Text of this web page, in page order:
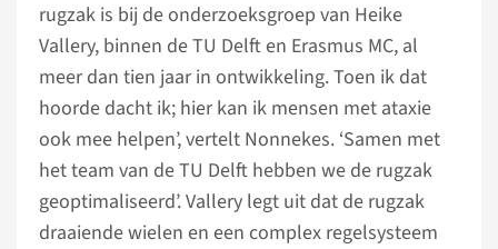
rugzak is bij de onderzoeksgroep van Heike
Vallery, binnen de TU Delft en Erasmus MC, al
meer dan tien jaar in ontwikkeling. Toen ik dat
hoorde dacht ik; hier kan ik mensen met ataxie
ook mee helpen’, vertelt Nonnekes. ‘Samen met
het team van de TU Delft hebben we de rugzak
geoptimaliseerd’. Vallery legt uit dat de rugzak
draaiende wielen en een complex regelsysteem